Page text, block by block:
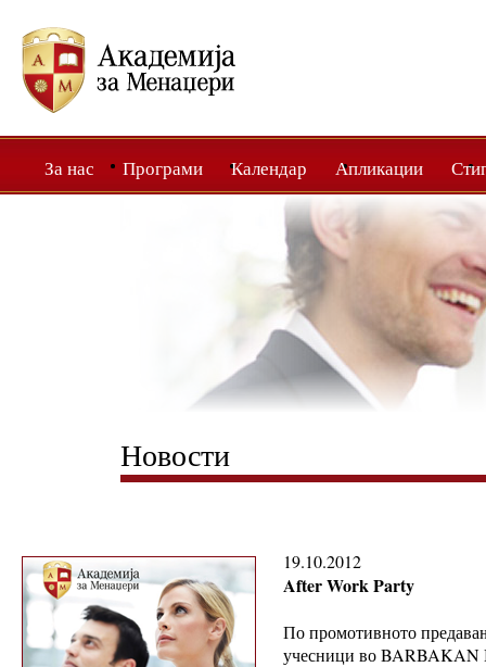
За нас Програми Календар Апликации
Новости
19.10.2012
After Work Party
По промотивното
учесници во BARBAKAN